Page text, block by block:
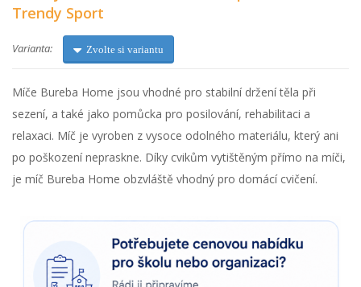
Trendy Sport
Varianta: Zvolte si variantu
Míče Bureba Home jsou vhodné pro stabilní držení těla při
sezení, a také jako pomůcka pro posilování, rehabilitaci a
relaxaci. Míč je vyroben z vysoce odolného materiálu, který ani
po poškození nepraskne. Díky cvikům vytištěným přímo na míči,
je míč Bureba Home obzvláště vhodný pro domácí cvičení.